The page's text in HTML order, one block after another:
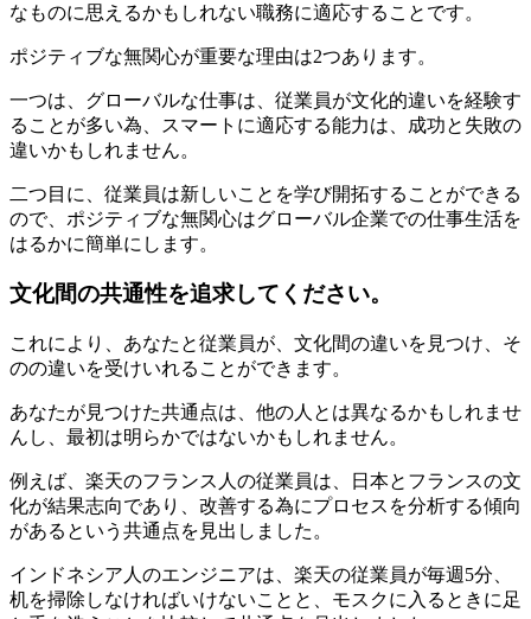
なものに思えるかもしれない職務に適応することです。
ポジティブな無関心が重要な理由は2つあります。
一つは、グローバルな仕事は、従業員が文化的違いを経験す
ることが多い為、スマートに適応する能力は、成功と失敗の
違いかもしれません。
二つ目に、従業員は新しいことを学び開拓することができる
ので、ポジティブな無関心はグローバル企業での仕事生活を
はるかに簡単にします。
文化間の共通性を追求してください。
これにより、あなたと従業員が、文化間の違いを見つけ、そ
のの違いを受けいれることができます。
あなたが見つけた共通点は、他の人とは異なるかもしれませ
んし、最初は明らかではないかもしれません。
例えば、楽天のフランス人の従業員は、日本とフランスの文
化が結果志向であり、改善する為にプロセスを分析する傾向
があるという共通点を見出しました。
インドネシア人のエンジニアは、楽天の従業員が毎週5分、
机を掃除しなければいけないことと、モスクに入るときに足